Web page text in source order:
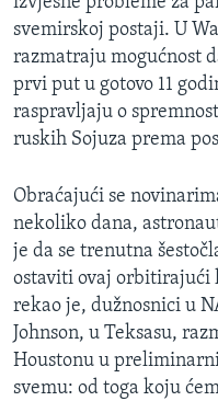
svemirskoj postaji. U
razmatraju mogućnost
prvi put u gotovo 11
raspravljaju o
ruskih Sojuza prema
Obraćajući se
nekoliko dana,
je da se trenutna
ostaviti ovaj orbitirajući
rekao je, dužnosnici u
Johnson, u Teksasu,
Houstonu u
svemu: od toga koju